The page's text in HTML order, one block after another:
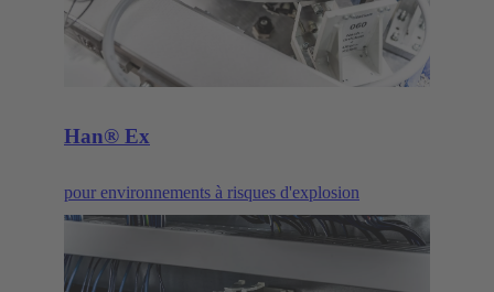
Han® Ex
pour environnements à risques d'explosion